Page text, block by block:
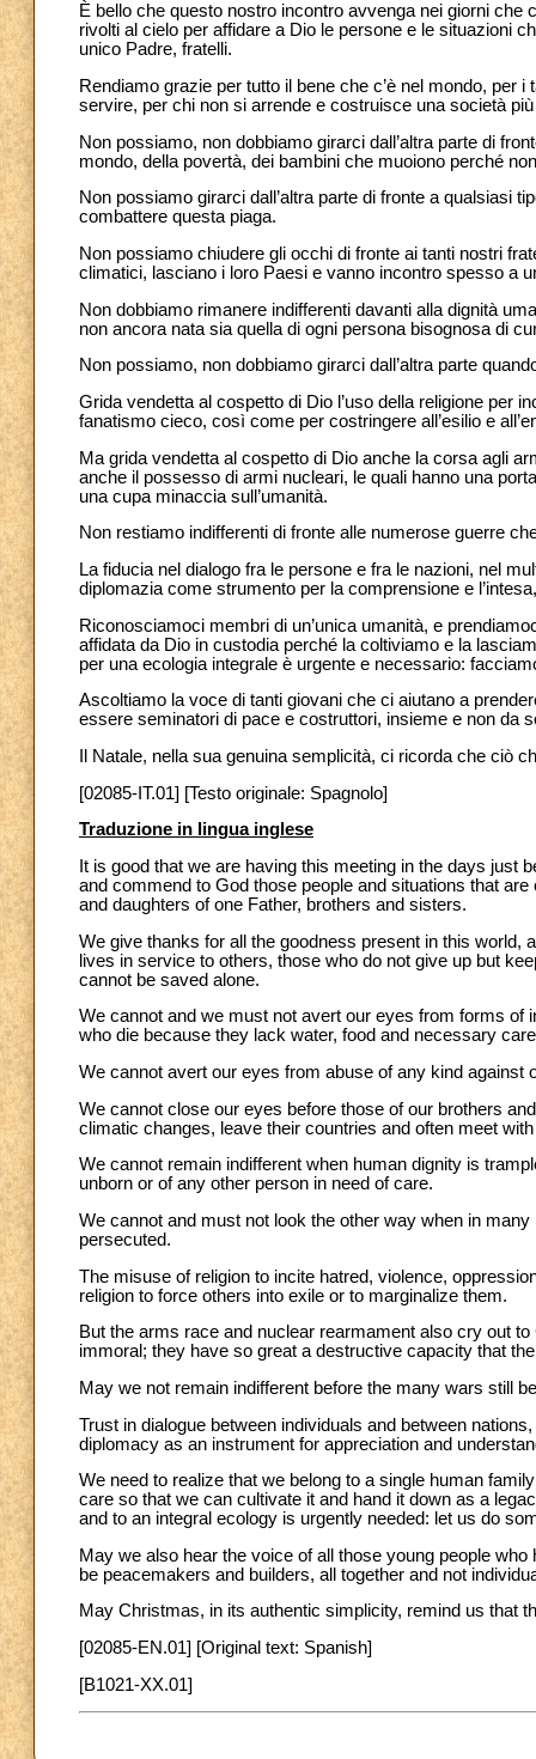
È bello che questo nostro incontro avvenga nei giorni
rivolti al cielo per affidare a Dio le persone e le situazioni
unico Padre, fratelli.
Rendiamo grazie per tutto il bene che c’è nel mondo, per
servire, per chi non si arrende e costruisce una società
Non possiamo, non dobbiamo girarci dall’altra parte di
mondo, della povertà, dei bambini che muoiono perché
Non possiamo girarci dall’altra parte di fronte a qualsiasi
combattere questa piaga.
Non possiamo chiudere gli occhi di fronte ai tanti nostri
climatici, lasciano i loro Paesi e vanno incontro spesso a
Non dobbiamo rimanere indifferenti davanti alla dignità
non ancora nata sia quella di ogni persona bisognosa di
Non possiamo, non dobbiamo girarci dall’altra parte
Grida vendetta al cospetto di Dio l’uso della religione per
fanatismo cieco, così come per costringere all’esilio e
Ma grida vendetta al cospetto di Dio anche la corsa agli
anche il possesso di armi nucleari, le quali hanno una
una cupa minaccia sull’umanità.
Non restiamo indifferenti di fronte alle numerose guerre
La fiducia nel dialogo fra le persone e fra le nazioni, nel
diplomazia come strumento per la comprensione e
Riconosciamoci membri di un’unica umanità, e
affidata da Dio in custodia perché la coltiviamo e la
per una ecologia integrale è urgente e necessario:
Ascoltiamo la voce di tanti giovani che ci aiutano a
essere seminatori di pace e costruttori, insieme e non da
Il Natale, nella sua genuina semplicità, ci ricorda che ciò
[02085-IT.01] [Testo originale: Spagnolo]
Traduzione in lingua inglese
It is good that we are having this meeting in the days
and commend to God those people and situations that
and daughters of one Father, brothers and sisters.
We give thanks for all the goodness present in this world,
lives in service to others, those who do not give up but
cannot be saved alone.
We cannot and we must not avert our eyes from forms of
who die because they lack water, food and necessary
We cannot avert our eyes from abuse of any kind
We cannot close our eyes before those of our brothers
climatic changes, leave their countries and often meet
We cannot remain indifferent when human dignity is
unborn or of any other person in need of care.
We cannot and must not look the other way when in
persecuted.
The misuse of religion to incite hatred, violence,
religion to force others into exile or to marginalize them.
But the arms race and nuclear rearmament also cry out
immoral; they have so great a destructive capacity that
May we not remain indifferent before the many wars still
Trust in dialogue between individuals and between
diplomacy as an instrument for appreciation and
We need to realize that we belong to a single human
care so that we can cultivate it and hand it down as a
and to an integral ecology is urgently needed: let us do
May we also hear the voice of all those young people
be peacemakers and builders, all together and not
May Christmas, in its authentic simplicity, remind us that
[02085-EN.01] [Original text: Spanish]
[B1021-XX.01]